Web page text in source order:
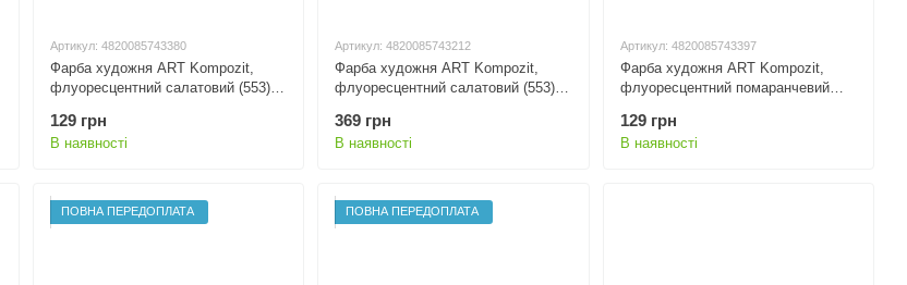
Артикул: 4820085743380
Фарба художня ART Kompozit,
флуоресцентний салатовий (553),
129 грн
В наявності
Артикул: 4820085743212
Фарба художня ART Kompozit,
флуоресцентний салатовий (553),
369 грн
В наявності
Артикул: 4820085743397
Фарба художня ART Kompozit,
флуоресцентний помаранчевий
129 грн
В наявності
ПОВНА ПЕРЕДОПЛАТА ПОВНА ПЕРЕДОПЛАТА